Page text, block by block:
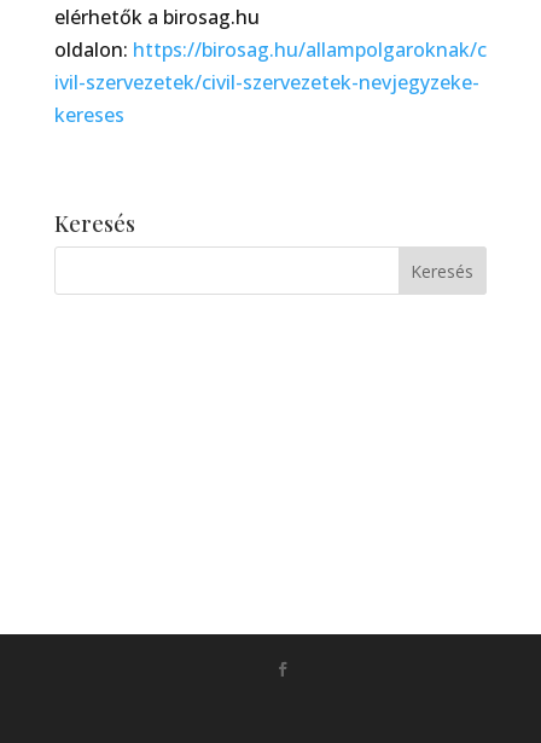
elérhetők a birosag.hu
oldalon: https://birosag.hu/allampolgaroknak/c
ivil-szervezetek/civil-szervezetek-nevjegyzeke-
kereses
Keresés